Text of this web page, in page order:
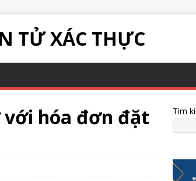
TỬ XÁC THỰC
hóa đơn đặt
Tìm